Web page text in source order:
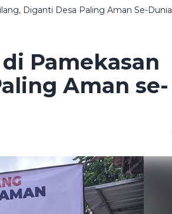
Diganti Desa Paling Aman Se-Dunia
Pamekasan
Aman se-